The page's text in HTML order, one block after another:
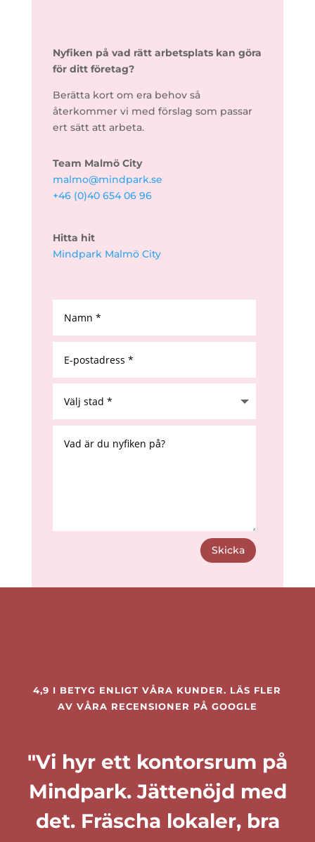
Nyfiken på vad rätt arbetsplats kan göra
för ditt företag?
Berätta kort om era behov så
återkommer vi med förslag som passar
ert sätt att arbeta.
Team Malmö City
malmo@mindpark.se
+46 (0)40 654 06 96
Hitta hit
Mindpark Malmö City
Skicka
4,9 I BETYG ENLIGT VÅRA KUNDER. LÄS FLER
AV VÅRA RECENSIONER PÅ GOOGLE
"Vi hyr ett kontorsrum på
Mindpark. Jättenöjd med
det. Fräscha lokaler, bra